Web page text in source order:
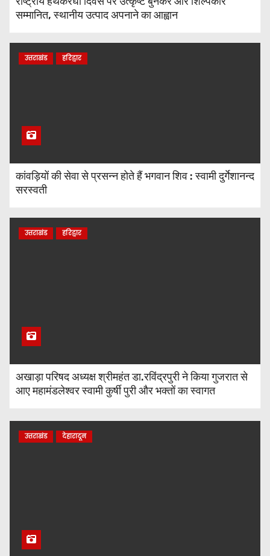
सम्मानित, स्थानीय उत्पाद अपनाने का आह्वान
उत्तराखंड हरिद्वार
कांवड़ियों की सेवा से प्रसन्न होते हैं भगवान शिव : स्वामी दुर्गेशानन्द
सरस्वती
उत्तराखंड हरिद्वार
अखाड़ा परिषद अध्यक्ष श्रीमहंत डा.रविंद्रपुरी ने किया गुजरात से
आए महामंडलेश्वर स्वामी कुर्षी पुरी और भक्तों का स्वागत
उत्तराखंड देहारादून